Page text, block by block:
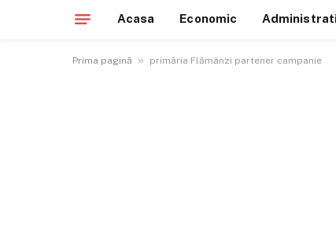
Acasa Economic
Prima pagină » primăria Flămânzi partener campanie